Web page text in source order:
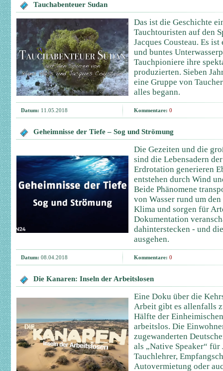
Tauchabenteuer Sudan
Das ist die Geschichte
Tauchtouristen auf den
Jacques Cousteau. Es
und buntes
Tauchpioniere ihre
produzierten. Sieben
eine Gruppe von
alles begann.
Datum: 11.05.2018 Kommentare: 0
Geheimnisse der Tiefe – Sog und Strömung
Die Gezeiten und die
sind die Lebensadern
Erdrotation generieren
entstehen durch Wind
Beide Phänomene
von Wasser rund um
Klima und sorgen für
Dokumentation
dahinterstecken - und
ausgehen.
Datum: 08.04.2018 Kommentare: 0
Die Kanaren: Inseln der Arbeitslosen
Eine Doku über die
Arbeit gibt es allenfalls
Hälfte der
arbeitslos. Die
zugewanderten
als „Native Speaker“ für
Tauchlehrer,
Autovermietung oder